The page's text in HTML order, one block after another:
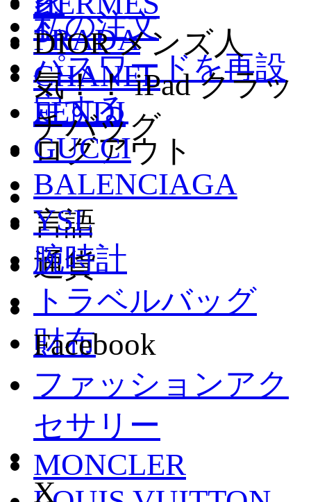
私の注文
パスワードを再設
定する
ログアウト
言語
通貨
PRADA
CHANEL
FENDI
GUCCI
BALENCIAGA
YSL
腕時計
トラベルバッグ
財布
ファッションアク
セサリー
MONCLER
DIOR メンズ人
気！！ iPad クラッ
チバッグ
Facebook
X